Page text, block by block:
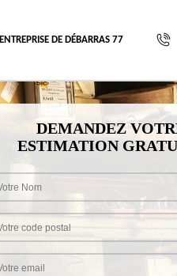
ENTREPRISE DE DÉBARRAS 77
DEMANDEZ
ESTIMATION